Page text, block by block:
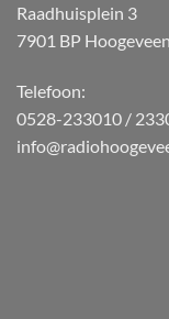
Raadhuisplein 3
7901 BP Hoogeveen
Telefoon:
0528-233010 /